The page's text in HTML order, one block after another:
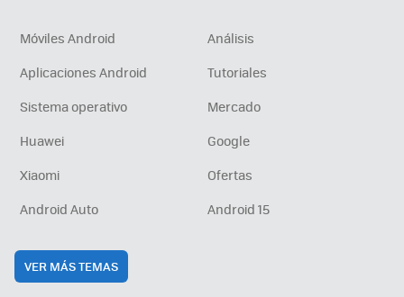
Móviles Android
Análisis
Aplicaciones Android
Tutoriales
Sistema operativo
Mercado
Huawei
Google
Xiaomi
Ofertas
Android Auto
Android 15
VER MÁS TEMAS